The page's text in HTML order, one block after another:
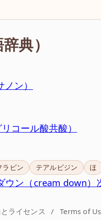
典）
ン）
コール酸共酸）
ラビン テアルビジン ほ
ン（cream down）
ライセンス / Terms of